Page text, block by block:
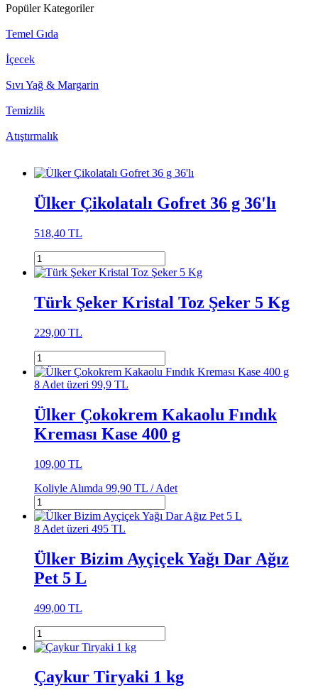
Popüler Kategoriler
Temel Gıda
İçecek
Sıvı Yağ & Margarin
Temizlik
Atıştırmalık
Ülker Çikolatalı Gofret 36 g 36'lı
518,40 TL
Türk Şeker Kristal Toz Şeker 5 Kg
229,00 TL
8 Adet üzeri 99,9 TL
Ülker Çokokrem Kakaolu Fındık
Kreması Kase 400 g
109,00 TL
Koliyle Alımda 99,90 TL /Adet
8 Adet üzeri 495 TL
Ülker Bizim Ayçiçek Yağı Dar Ağız
Pet 5 L
499,00 TL
Çaykur Tiryaki 1 kg